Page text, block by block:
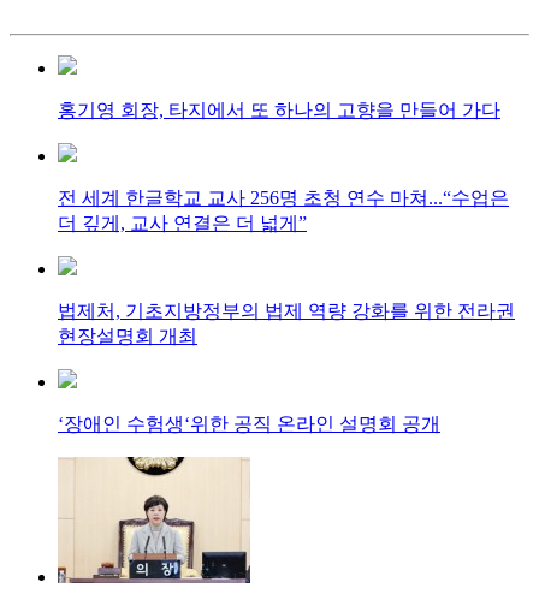
홍기영 회장, 타지에서 또 하나의 고향을 만들어 가다
전 세계 한글학교 교사 256명 초청 연수 마쳐...“수업은
더 깊게, 교사 연결은 더 넓게”
법제처, 기초지방정부의 법제 역량 강화를 위한 전라권
현장설명회 개최
‘장애인 수험생‘위한 공직 온라인 설명회 공개